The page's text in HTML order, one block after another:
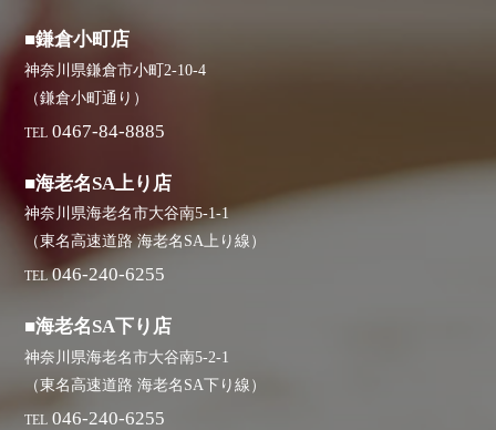
■鎌倉小町店
神奈川県鎌倉市小町2-10-4
（鎌倉小町通り）
TEL 0467-84-8885
■海老名SA上り店
神奈川県海老名市大谷南5-1-1
（東名高速道路 海老名SA上り線）
TEL 046-240-6255
■海老名SA下り店
神奈川県海老名市大谷南5-2-1
（東名高速道路 海老名SA下り線）
TEL 046-240-6255